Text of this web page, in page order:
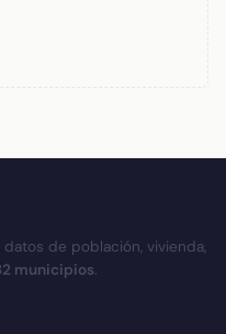
de población, vivienda,
municipios.